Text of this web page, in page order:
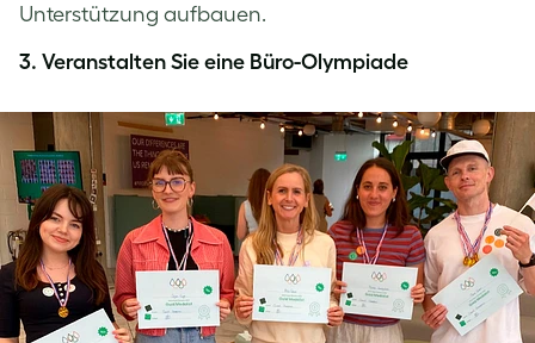
Unterstützung aufbauen.
3. Veranstalten Sie eine Büro-Olympiade